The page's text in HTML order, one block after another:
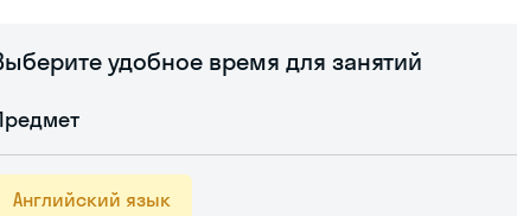
удобное время для занятий
Английский язык